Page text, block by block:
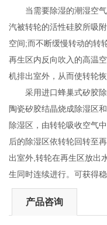
当需要除湿的潮湿空气
汽被转轮的活性硅胶所吸
空间;而不断缓慢转动的转
再生区内反向吹入的高温
机排出室外，从而使转轮
采用进口蜂巢式矽胶除
陶瓷矽胶结晶烧成除湿区
除湿区，由转轮吸收空气
后的除湿区依转轮回转至
出室外,转轮在再生区放出
生同时连续进行。可获得稳
产品咨询